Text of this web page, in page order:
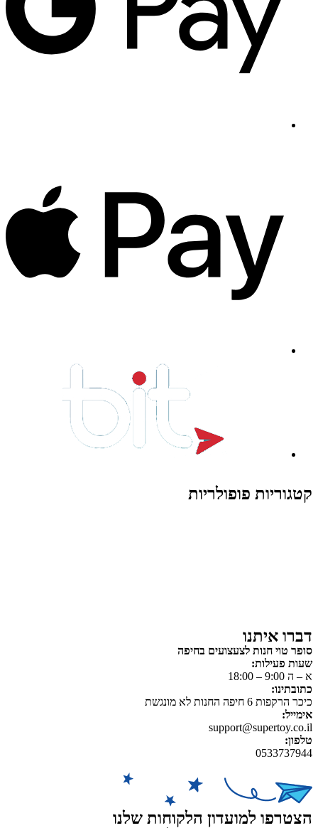
קטגוריות פופולריות
דברו איתנו
סופר טוי חנות לצעצועים בחיפה
שעות פעילות:
א – ה 9:00 – 18:00
כתובתינו:
כיכר הרקפות 6 חיפה החנות לא מונגשת
אימייל:
support@supertoy.co.il
טלפון:
0533737944
הצטרפו למועדון הלקוחות שלנו